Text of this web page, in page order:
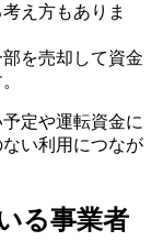
え方もありま
を売却して資金
定や運転資金に
い利用につなが
る事業者